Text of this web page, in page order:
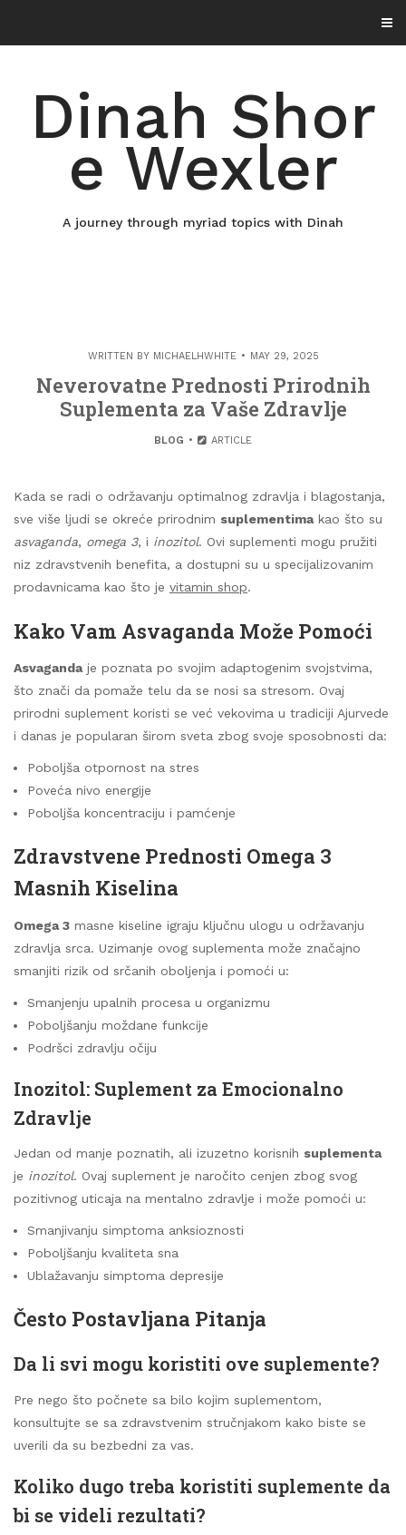
content
Dinah Shor
e Wexler
A journey through myriad topics with Dinah
WRITTEN BY MICHAELHWHITE MAY 29, 2025
Neverovatne Prednosti Prirodnih
Suplementa za Vaše Zdravlje
BLOG ARTICLE
Kada se radi o održavanju optimalnog zdravlja i blagostanja,
sve više ljudi se okreće prirodnim suplementimakao što su
asvaganda, omega 3, i inozitol. Ovi suplementi mogu pružiti
niz zdravstvenih benefita, a dostupni su u specijalizovanim
prodavnicama kao što je vitamin shop.
Kako Vam Asvaganda Može Pomoći
Asvagandaje poznata po svojim adaptogenim svojstvima,
što znači da pomaže telu da se nosi sa stresom. Ovaj
prirodni suplement koristi se već vekovima u tradiciji Ajurvede
i danas je popularan širom sveta zbog svoje sposobnosti da:
Poboljša otpornost na stres
Poveća nivo energije
Poboljša koncentraciju i pamćenje
Zdravstvene Prednosti Omega 3
Masnih Kiselina
Omega 3 masne kiseline igraju ključnu ulogu u održavanju
zdravlja srca. Uzimanje ovog suplementa može značajno
smanjiti rizik od srčanih oboljenja i pomoći u:
Smanjenju upalnih procesa u organizmu
Poboljšanju moždane funkcije
Podršci zdravlju očiju
Inozitol: Suplement za Emocionalno
Zdravlje
Jedan od manje poznatih, ali izuzetno korisnih suplementa
je inozitol. Ovaj suplement je naročito cenjen zbog svog
pozitivnog uticaja na mentalno zdravlje i može pomoći u:
Smanjivanju simptoma anksioznosti
Poboljšanju kvaliteta sna
Ublažavanju simptoma depresije
Često Postavljana Pitanja
Da li svi mogu koristiti ove suplemente?
Pre nego što počnete sa bilo kojim suplementom,
konsultujte se sa zdravstvenim stručnjakom kako biste se
uverili da su bezbedni za vas.
Koliko dugo treba koristiti suplemente da
bi se videli rezultati?